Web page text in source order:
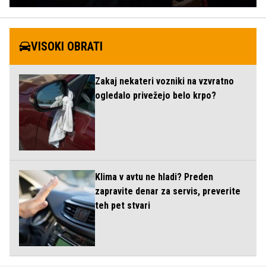
VISOKI OBRATI
Zakaj nekateri vozniki na vzvratno
ogledalo privežejo belo krpo?
Klima v avtu ne hladi? Preden
zapravite denar za servis, preverite
teh pet stvari